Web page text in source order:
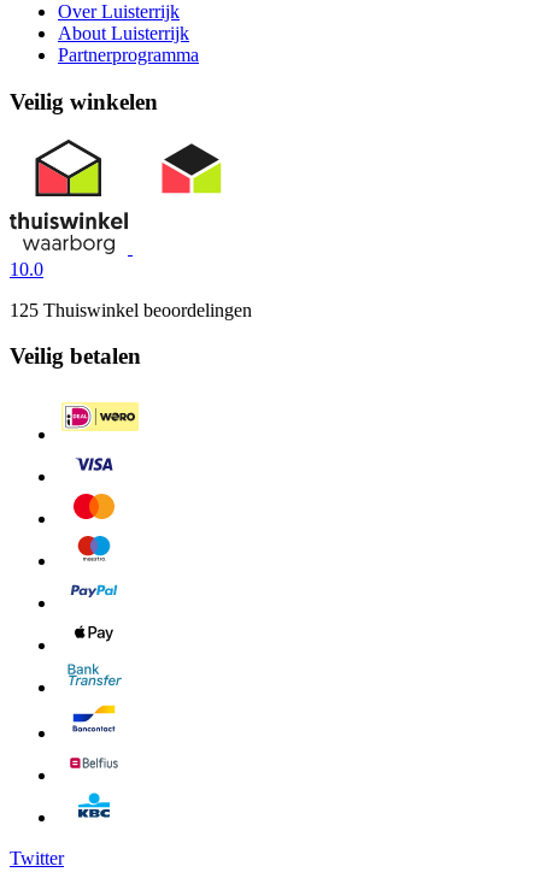
Over Luisterrijk
About Luisterrijk
Partnerprogramma
Veilig winkelen
10.0
125 Thuiswinkel beoordelingen
Veilig betalen
Twitter